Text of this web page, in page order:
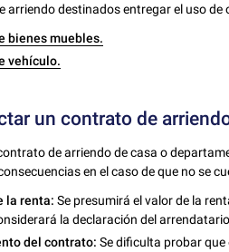
arriendo destinados entregar el uso de
bienes muebles.
vehículo.
un contrato de
de arriendo de casa o
en el caso de que no se
la renta:Se presumirá el valor de la
la declaración del
del contrato:Se dificulta probar